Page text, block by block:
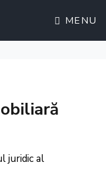
MENU
juridic al